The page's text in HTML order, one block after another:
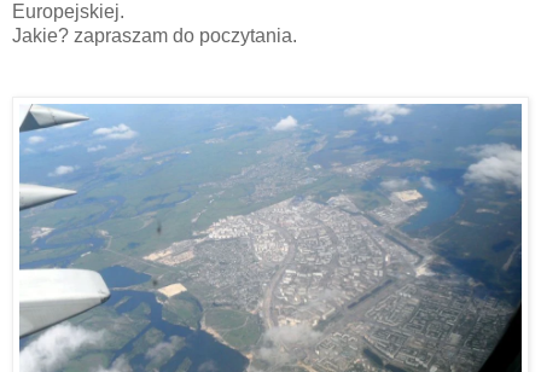
Europejskiej.
Jakie? zapraszam do poczytania.